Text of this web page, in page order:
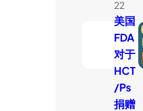
22
美国
FDA
对于
HCT
/Ps
捐赠